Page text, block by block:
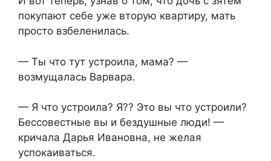
покупают себе уже вторую квартиру, мать
просто взбеленилась.
— Ты что тут устроила, мама? —
возмущалась Варвара.
— Я что устроила? Я?? Это вы что устроили?
Бессовестные вы и бездушные люди! —
кричала Дарья Ивановна, не желая
успокаиваться.